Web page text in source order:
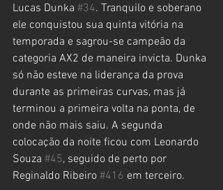
Lucas Dunka #34. Tranquilo e soberano
ele conquistou sua quinta vitória na
temporada e sagrou-se campeão da
categoria AX2 de maneira invicta. Dunka
só não esteve na liderança da prova
durante as primeiras curvas, mas já
terminou a primeira volta na ponta, de
onde não mais saiu. A segunda
colocação da noite ficou com Leonardo
Souza #45, seguido de perto por
Reginaldo Ribeiro #416 em terceiro.